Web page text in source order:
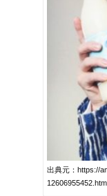
出典元：https://